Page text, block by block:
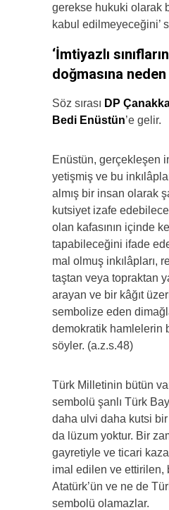
gerekse hukuki olarak
kabul edilmeyeceğini’
‘İmtiyazlı
doğmasına neden
Söz sırası DP
Bedi Enüstün’e gelir.
Enüstün, gerçekleşen
yetişmiş ve bu
almış bir insan olarak
kutsiyet izafe
olan kafasının içinde
tapabileceğini ifade
mal olmuş inkılâpları,
taştan veya topraktan
arayan ve bir kâğıt
sembolize eden
demokratik hamlelerin
söyler. (a.z.s.48)
Türk Milletinin bütün
sembolü şanlı Türk
daha ulvi daha kutsi
da lüzum yoktur. Bir
gayretiyle ve ticari
imal edilen ve ettirilen,
Atatürk’ün ve ne de
sembolü olamazlar.